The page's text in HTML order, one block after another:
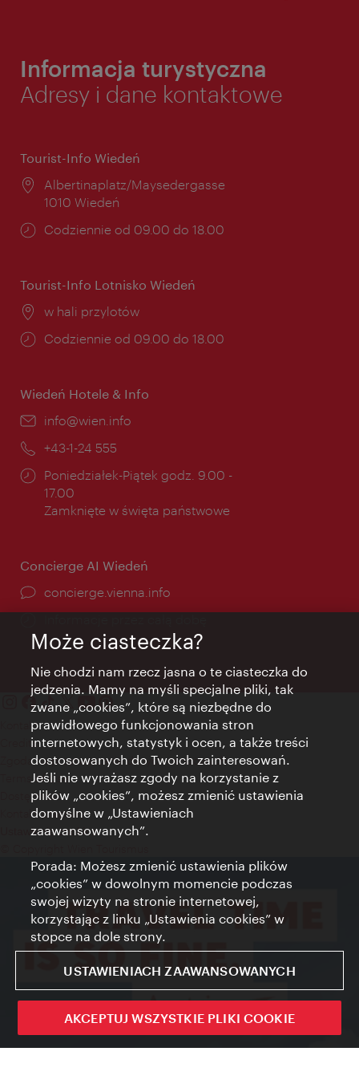
Informacja turystyczna
Adresy i dane kontaktowe
Tourist-Info Wiedeń
Miejsce:
Albertinaplatz/Maysedergasse
1010 Wiedeń
Godziny
Codziennie od 09.00 do 18.00
Tourist-Info Lotnisko Wiedeń
Miejsce:
w hali przylotów
Godziny
Codziennie od 09.00 do 18.00
Wiedeń Hotele & Info
E-
info@wien.info
Telefon:
+43-1-24 555
Godziny
otwarcia:
Poniedziałek-Piątek godz. 9.00 -
17.00
Zamknięte w święta państwowe
Concierge AI Wiedeń
concierge.vienna.info
Kontakt
Credits
Zgoda na przetwarzanie danych osobowych
Terms of Use
Dostępność
Kontakt prasowy
Ustawienia cookies
Może ciasteczka?
Nie chodzi nam rzecz jasna o te ciasteczka do
jedzenia. Mamy na myśli specjalne pliki, tak
zwane „cookies”, które są niezbędne do
prawidłowego funkcjonowania stron
internetowych, statystyk i ocen, a także treści
dostosowanych do Twoich zainteresowań.
Jeśli nie wyrażasz zgody na korzystanie z
plików „cookies”, możesz zmienić ustawienia
domyślne w „Ustawieniach
zaawansowanych”.
Porada: Możesz zmienić ustawienia plików
„cookies” w dowolnym momencie podczas
swojej wizyty na stronie internetowej,
korzystając z linku „Ustawienia cookies” w
stopce na dole strony.
USTAWIENIACH ZAAWANSOWANYCH
AKCEPTUJ WSZYSTKIE PLIKI COOKIE